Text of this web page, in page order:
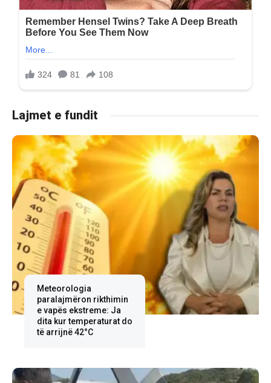
Lajmet e fundit
Meteorologia
paralajmëron rikthimin
e vapës ekstreme: Ja
dita kur temperaturat do
të arrijnë 42°C